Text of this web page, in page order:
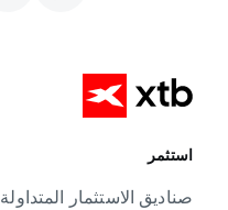
استثمر
صناديق الاستثمار المتداولة